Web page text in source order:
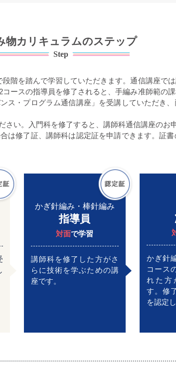
物カリキュラムのステップ
Step
階を踏んで学習していただきます。通信講座で
ースの指導員を修了されると、手編み准師範の
ス・プログラム通信講座」を受講していただき
い。入門科を修了すると、講師科通信講座のお
は修了証、講師科は認定証を申請できます。証
かぎ針編み・棒針編み
指導員
対面で学習
講師科を修了した方がさ
らに技術を学ぶための講
座です。
かぎ針
コース
れた方
す。修
を認定